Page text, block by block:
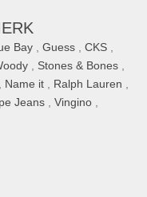
Bay Guess CKS
Stones & Bones
Name it Ralph Lauren
Jeans Vingino